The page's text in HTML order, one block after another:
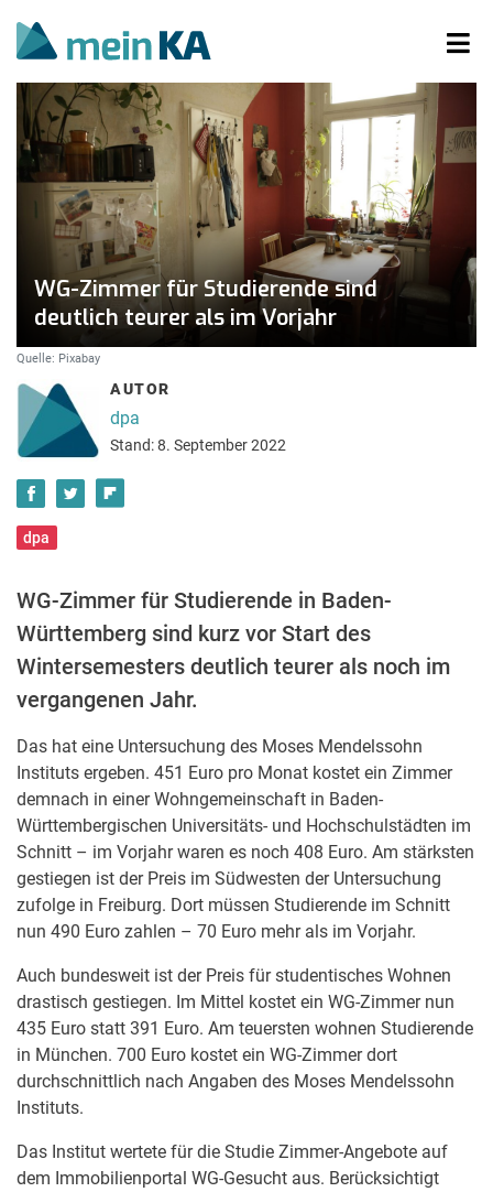
WG-Zimmer für Studierende sind
deutlich teurer als im Vorjahr
Quelle: Pixabay
AUTOR
dpa
Stand: 8. September 2022
dpa
WG-Zimmer für Studierende in Baden-
Württemberg sind kurz vor Start des
Wintersemesters deutlich teurer als noch im
vergangenen Jahr.
Das hat eine Untersuchung des Moses Mendelssohn
Instituts ergeben. 451 Euro pro Monat kostet ein Zimmer
demnach in einer Wohngemeinschaft in Baden-
Württembergischen Universitäts- und Hochschulstädten im
Schnitt – im Vorjahr waren es noch 408 Euro. Am stärksten
gestiegen ist der Preis im Südwesten der Untersuchung
zufolge in Freiburg. Dort müssen Studierende im Schnitt
nun 490 Euro zahlen – 70 Euro mehr als im Vorjahr.
Auch bundesweit ist der Preis für studentisches Wohnen
drastisch gestiegen. Im Mittel kostet ein WG-Zimmer nun
435 Euro statt 391 Euro. Am teuersten wohnen Studierende
in München. 700 Euro kostet ein WG-Zimmer dort
durchschnittlich nach Angaben des Moses Mendelssohn
Instituts.
Das Institut wertete für die Studie Zimmer-Angebote auf
dem Immobilienportal WG-Gesucht aus. Berücksichtigt